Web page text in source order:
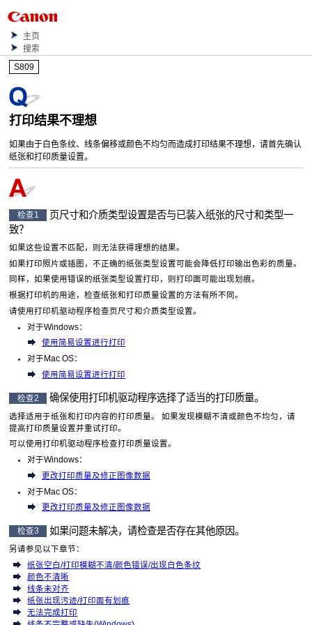
主页
搜索
S809
打印结果不理想
如果由于白色条纹、线条偏移或颜色不均匀而造成打印结果不理想，请首先确认
纸张和打印质量设置。
检查1
页尺寸和介质类型设置是否与已装入纸张的尺寸和类型一
致？
如果这些设置不匹配，则无法获得理想的结果。
如果打印照片或插图，不正确的纸张类型设置可能会降低打印输出色彩的质量。
同样，如果使用错误的纸张类型设置打印，则打印面可能出现划痕。
根据打印机的用途，检查纸张和打印质量设置的方法有所不同。
请使用打印机驱动程序检查页尺寸和介质类型设置。
对于Windows：
使用简易设置进行打印
对于 Mac OS：
使用简易设置进行打印
检查2 确保使用打印机驱动程序选择了适当的打印质量。
选择适用于纸张和打印内容的打印质量。
如果发现模糊不清或颜色不均匀，请
提高打印质量设置并重试打印。
可以使用打印机驱动程序检查打印质量设置。
对于Windows：
更改打印质量及修正图像数据
对于 Mac OS：
更改打印质量及修正图像数据
检查3 如果问题未解决，请检查是否存在其他原因。
另请参见以下章节：
纸张空白/打印模糊不清/颜色错误/出现白色条纹
颜色不清晰
线条未对齐
纸张出现污迹/打印面有划痕
无法完成打印